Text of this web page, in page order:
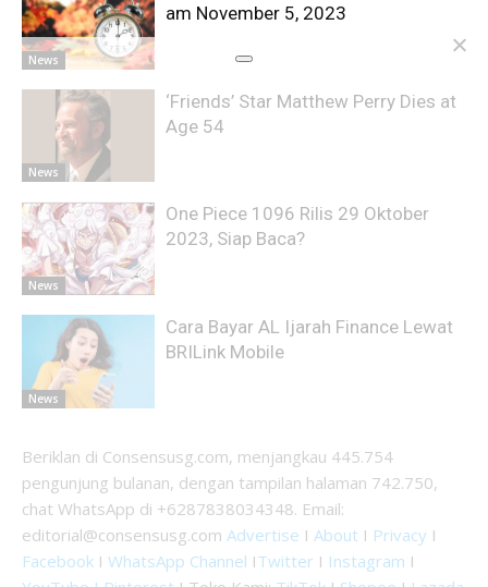
News
am November 5, 2023
News
‘Friends’ Star Matthew Perry Dies at
Age 54
News
One Piece 1096 Rilis 29 Oktober
2023, Siap Baca?
News
Cara Bayar AL Ijarah Finance Lewat
BRILink Mobile
Beriklan di Consensusg.com, menjangkau 445.754
pengunjung bulanan, dengan tampilan halaman 742.750,
chat WhatsApp di +6287838034348. Email:
editorial@consensusg.com Advertise I About I Privacy I
Facebook I WhatsApp Channel ITwitter I Instagram I